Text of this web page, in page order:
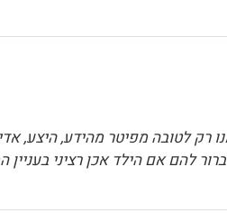
לטובה מפיטר מהידע, היצע,
להם אם הילד אכן רציני בעניין